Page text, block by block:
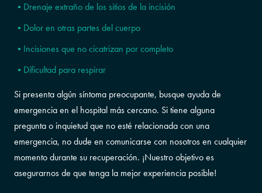
Drenaje extraño de los sitios de la incisión
Dolor en otras partes del cuerpo
Incisiones que no cicatrizan por completo
Dificultad para respirar
Si presenta algún síntoma preocupante, busque ayuda de
emergencia en el hospital más cercano. Si tiene alguna
pregunta o inquietud que no esté relacionada con una
emergencia, no dude en comunicarse con nosotros en cualquier
momento durante su recuperación. ¡Nuestro objetivo es
asegurarnos de que tenga la mejor experiencia posible!